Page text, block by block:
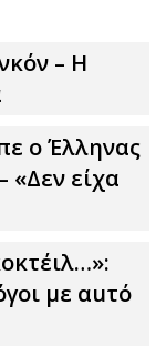
– Η
ο Έλληνας
«Δεν είχα
με αuτό